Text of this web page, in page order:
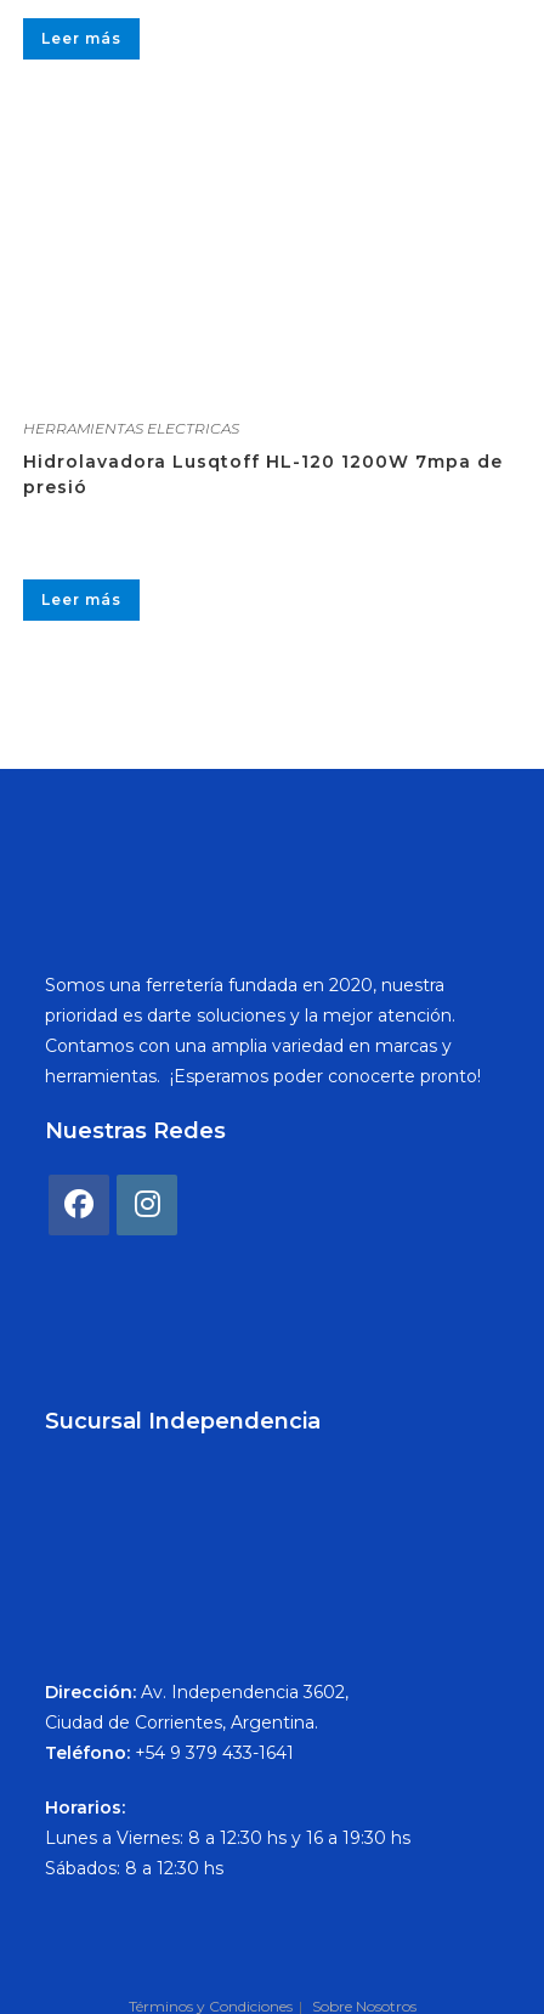
Leer más
HERRAMIENTAS ELECTRICAS
Hidrolavadora Lusqtoff HL-120 1200W 7mpa de
presió
Leer más
Somos una ferretería fundada en 2020, nuestra
prioridad es darte soluciones y la mejor atención.
Contamos con una amplia variedad en marcas y
herramientas. ¡Esperamos poder conocerte pronto!
Nuestras Redes
Sucursal Independencia
Dirección: Av. Independencia 3602,
Ciudad de Corrientes, Argentina.
Teléfono: +54 9 379 433-1641
Horarios:
Lunes a Viernes: 8 a 12:30 hs y 16 a 19:30 hs
Sábados: 8 a 12:30 hs
Términos y Condiciones Sobre Nosotros